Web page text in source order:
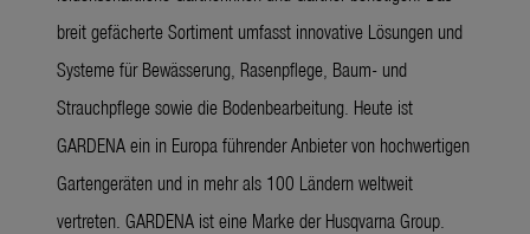
breit gefächerte Sortiment umfasst innovative Lösungen und
Systeme für Bewässerung, Rasenpflege, Baum- und
Strauchpflege sowie die Bodenbearbeitung. Heute ist
GARDENA ein in Europa führender Anbieter von hochwertigen
Gartengeräten und in mehr als 100 Ländern weltweit
vertreten. GARDENA ist eine Marke der Husqvarna Group.